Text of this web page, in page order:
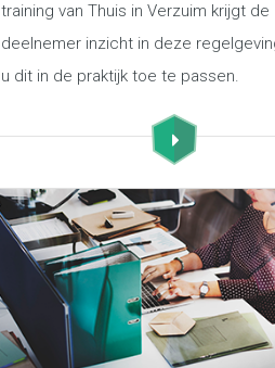
training van Thuis in Verzuim krijgt de
deelnemer inzicht in deze
u dit in de praktijk toe te passen.